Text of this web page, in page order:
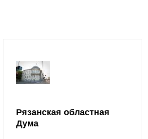
Рязанская областная
Дума